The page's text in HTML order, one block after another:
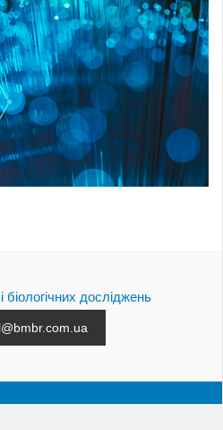
біологічних досліджень